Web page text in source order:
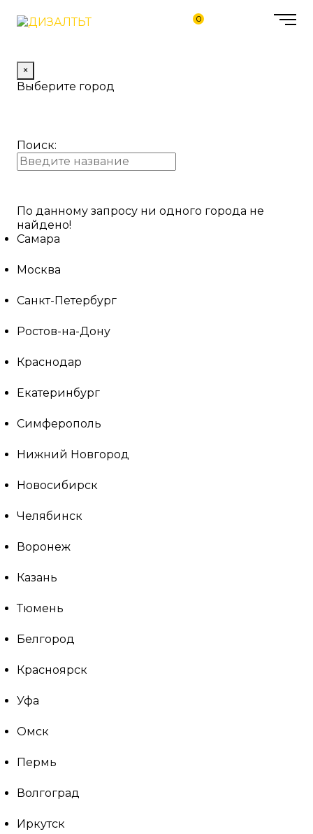
0
×
Выберите город
Поиск:
По данному запросу ни одного города не
найдено!
Самара
Москва
Санкт-Петербург
Ростов-на-Дону
Краснодар
Екатеринбург
Симферополь
Нижний Новгород
Новосибирск
Челябинск
Воронеж
Казань
Тюмень
Белгород
Красноярск
Уфа
Омск
Пермь
Волгоград
Иркутск